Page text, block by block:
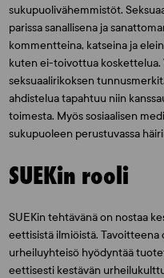
sukupuolivähemmistöt.
parissa sanallisena ja
kommentteina, katseina ja
kuten ei-toivottua koskettelua.
seksuaalirikoksen
ahdistelua tapahtuu niin
toimesta. Myös sosiaalisen
sukupuoleen perustuvassa
SUEKin rooli
SUEKin tehtävänä on nostaa
eettisistä ilmiöistä.
urheiluyhteisö hyödyntää
eettisesti kestävän